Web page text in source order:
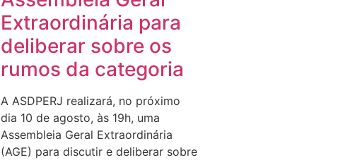
Extraordinária para
deliberar sobre os
rumos da categoria
A ASDPERJ realizará, no próximo
dia 10 de agosto, às 19h, uma
Assembleia Geral Extraordinária
(AGE) para discutir e deliberar sobre